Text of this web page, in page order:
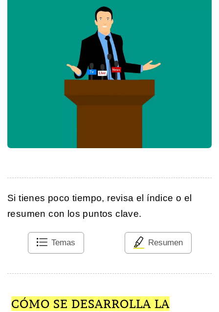
Si tienes poco tiempo, revisa el índice o el
resumen con los puntos clave.
Temas Resumen
CÓMO SE DESARROLLA LA